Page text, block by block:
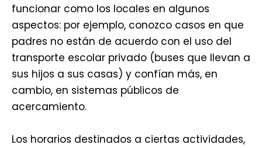
funcionar como los locales en algunos
aspectos: por ejemplo, conozco casos en que
padres no están de acuerdo con el uso del
transporte escolar privado (buses que llevan a
sus hijos a sus casas) y confían más, en
cambio, en sistemas públicos de
acercamiento.
Los horarios destinados a ciertas actividades,